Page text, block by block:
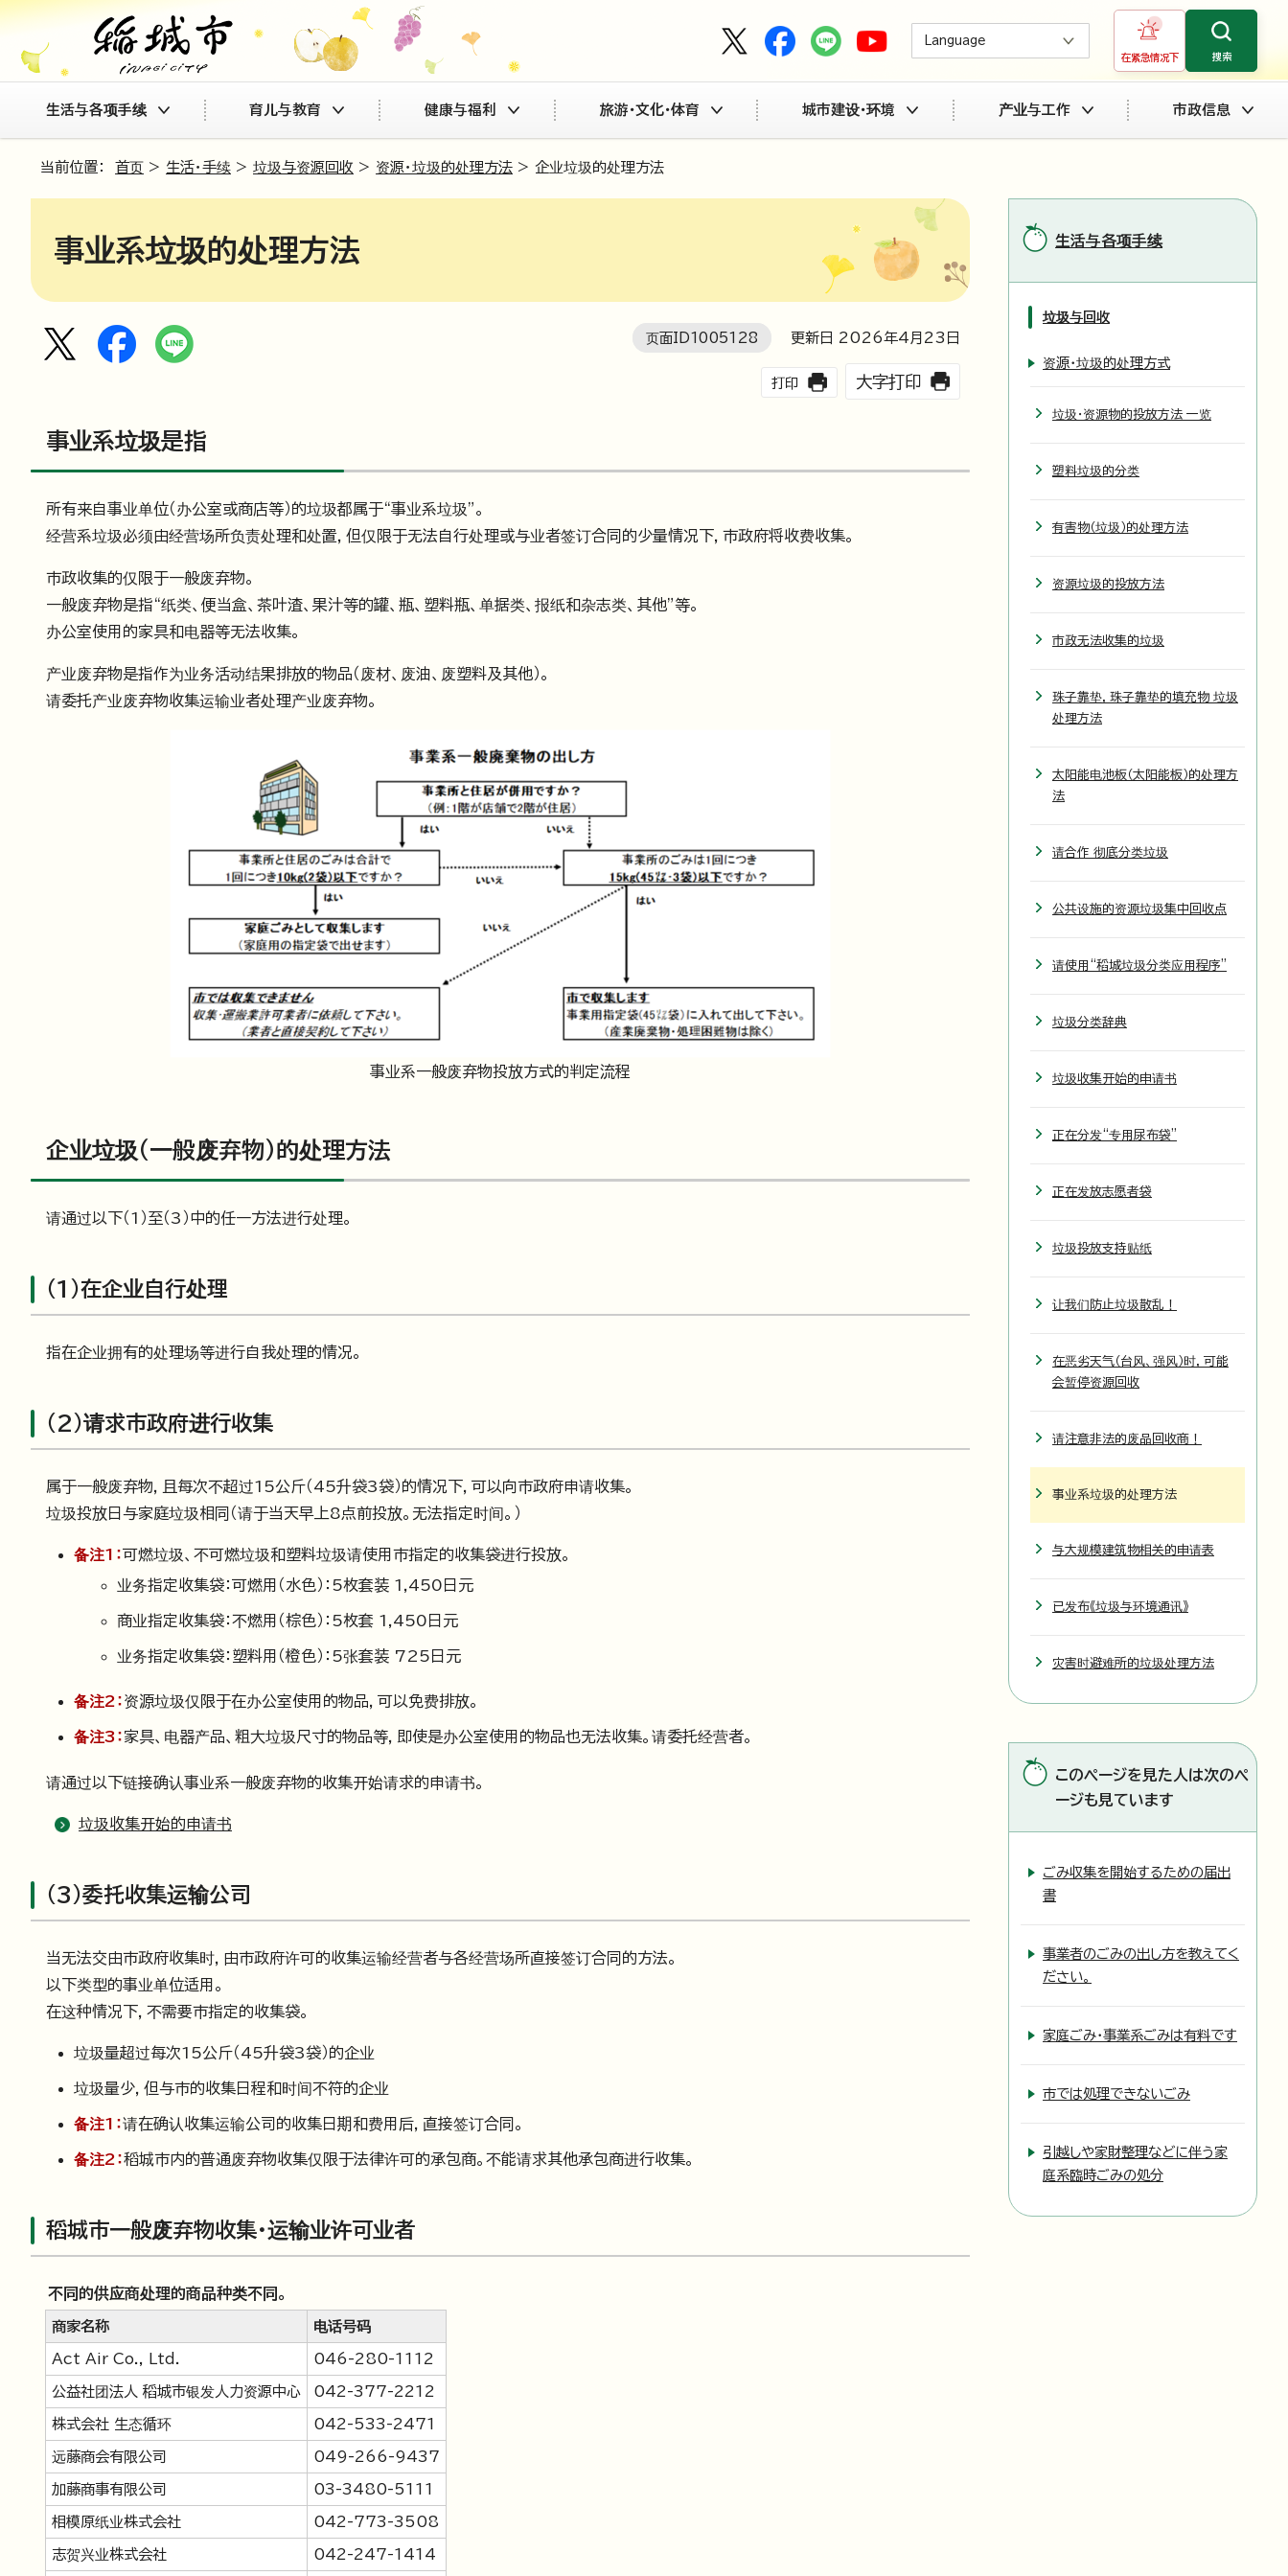
Language
在紧急情况下 搜索
生活与各项手续 育儿与教育 健康与福利 旅游・文化・体育 城市建设・环境 产业与工作 市政信息
当前位置： 首页 > 生活・手续 > 垃圾与资源回收 > 资源・垃圾的处理方法 > 企业垃圾的处理方法
事业系垃圾的处理方法
页面ID1005128 更新日 2026年4月 23 日
打印 大字打印
事业系垃圾是指
所有来自事业单位（办公室或商店等）的垃圾都属于“事业系垃圾”。
经营系垃圾必须由经营场所负责处理和处置，但仅限于无法自行处理或与业者签订合同的少量情况下，市政府将收费收集。
市政收集的仅限于一般废弃物。
一般废弃物是指“纸类、便当盒、茶叶渣、果汁等的罐、瓶、塑料瓶、单据类、报纸和杂志类、其他”等。
办公室使用的家具和电器等无法收集。
产业废弃物是指作为业务活动结果排放的物品（废材、废油、废塑料及其他）。
请委托产业废弃物收集运输业者处理产业废弃物。
事业系一般废弃物投放方式的判定流程
企业垃圾（一般废弃物）的处理方法
请通过以下（1）至（3）中的任一方法进行处理。
（1）在企业自行处理
指在企业拥有的处理场等进行自我处理的情况。
（2）请求市政府进行收集
属于一般废弃物，且每次不超过15公斤（45升袋3袋）的情况下，可以向市政府申请收集。
垃圾投放日与家庭垃圾相同（请于当天早上8点前投放。无法指定时间。）
备注1：可燃垃圾、不可燃垃圾和塑料垃圾请使用市指定的收集袋进行投放。
业务指定收集袋：可燃用（水色）：5枚套装 1,450日元
商业指定收集袋：不燃用（棕色）：5枚套 1,450日元
业务指定收集袋：塑料用（橙色）：5张套装 725日元
备注2：资源垃圾仅限于在办公室使用的物品，可以免费排放。
备注3：家具、电器产品、粗大垃圾尺寸的物品等，即使是办公室使用的物品也无法收集。请委托经营者。
请通过以下链接确认事业系一般废弃物的收集开始请求的申请书。
垃圾收集开始的申请书
（3）委托收集运输公司
当无法交由市政府收集时，由市政府许可的收集运输经营者与各经营场所直接签订合同的方法。
以下类型的事业单位适用。
在这种情况下，不需要市指定的收集袋。
垃圾量超过每次15公斤（45升袋3袋）的企业
垃圾量少，但与市的收集日程和时间不符的企业
备注1：请在确认收集运输公司的收集日期和费用后，直接签订合同。
备注2：稻城市内的普通废弃物收集仅限于法律许可的承包商。不能请求其他承包商进行收集。
稻城市一般废弃物收集・运输业许可业者
不同的供应商处理的商品种类不同。
商家名称 电话号码
Act Air Co., Ltd. 046-280-1112
公益社团法人 稻城市银发人力资源中心 042-377-2212
株式会社 生态循环 042-533-2471
远藤商会有限公司 049-266-9437
加藤商事有限公司 03-3480-5111
相模原纸业株式会社 042-773-3508
志贺兴业株式会社 042-247-1414
生活与各项手续
垃圾与回收
资源・垃圾的处理方式
垃圾・资源物的投放方法 一览
塑料垃圾的分类
有害物（垃圾）的处理方法
资源垃圾的投放方法
市政无法收集的垃圾
珠子靠垫，珠子靠垫的填充物 垃圾
处理方法
太阳能电池板（太阳能板）的处理方
法
请合作 彻底分类垃圾
公共设施的资源垃圾集中回收点
请使用“稻城垃圾分类应用程序”
垃圾分类辞典
垃圾收集开始的申请书
正在分发“专用尿布袋”
正在发放志愿者袋
垃圾投放支持贴纸
让我们防止垃圾散乱！
在恶劣天气（台风、强风）时，可能
会暂停资源回收
请注意非法的废品回收商！
事业系垃圾的处理方法
与大规模建筑物相关的申请表
已发布《垃圾与环境通讯》
灾害时避难所的垃圾处理方法
このページを見た人は次のペ
ージも見ています
ごみ収集を開始するための届出
書
事業者のごみの出し方を教えてく
ださい。
家庭ごみ・事業系ごみは有料です
市では処理できないごみ
引越しや家財整理などに伴う家
庭系臨時ごみの処分